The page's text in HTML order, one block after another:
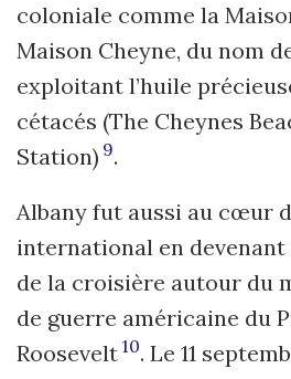
coloniale comme la
Maison Cheyne, du nom
exploitant l’huile
cétacés (The Cheynes
Station) 9.
Albany fut aussi au cœur
international en devenant
de la croisière autour du
de guerre américaine du
Roosevelt 10. Le 11